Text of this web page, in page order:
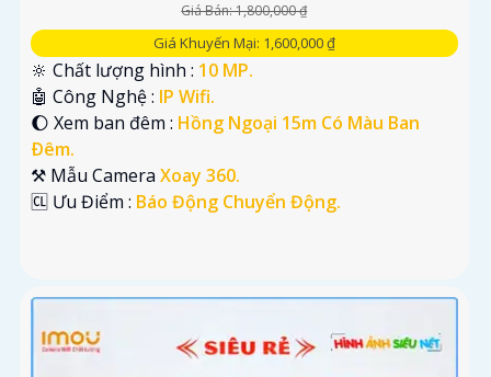
Giá Bán: 1,800,000 ₫
Giá Khuyến Mại: 1,600,000 ₫
🔆 Chất lượng hình : 10 MP.
🤖️ Công Nghệ : IP Wifi.
🌔 Xem ban đêm : Hồng Ngoại 15m Có Màu Ban
Ðêm.
⚒ Mẫu Camera Xoay 360.
️🆑 Ưu Điểm : Báo Động Chuyển Động.